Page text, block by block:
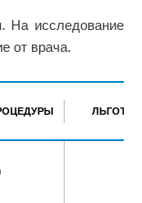
На исследование
от врача.